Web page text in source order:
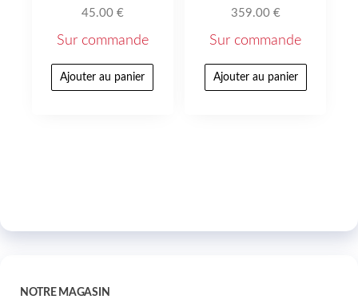
45.00 €
Sur commande
Ajouter au panier
359.00 €
Sur commande
Ajouter au panier
NOTRE MAGASIN